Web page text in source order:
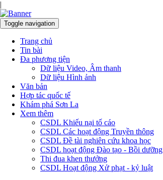
|
Toggle navigation
Trang chủ
Tin bài
Đa phương tiện
Dữ liệu Video, Âm thanh
Dữ liệu Hình ảnh
Văn bản
Hợp tác quốc tế
Khám phá Sơn La
Xem thêm
CSDL Khiếu nại tố cáo
CSDL Các hoạt động Truyền thông
CSDL Đề tài nghiên cứu khoa học
CSDL hoạt động Đào tạo - Bồi dưỡng
Thi đua khen thưởng
CSDL Hoạt động Xử phạt - kỷ luật